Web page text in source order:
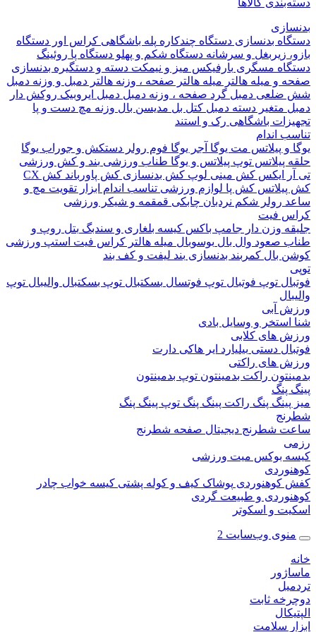
کالاها
بدنسازیدستگاه چندکارهپله باشگاهیکراس اوردستگاه
زیربغل و سرشانه دستگاه شکم و پهلودستگاه پاروئینگ
مسگریبارفیکسمیز و نیمکتدسته و دستگیره بدنسازی
و میله هالتر میله هالتر صفحه ، وزنه هالتر دمبل و وزنه دمبل
دمبل گرد صفحه ، وزنه دمبل دمبل ایروبیک روکش دار
متغیردسته دمبل کتل بلمدیسن بالوزنه مچ دست و پا
باشگاهیرک و استند
اندام
و پیلاتسمت یوگاآجر یوگا فوم رولر دستکش و جوراب یوگا
پیلاتستوپ پیلاتس و یوگاطناب ورزشی بند و کش ورزشی
ایکس کش مینی لوپ کش بدنسازیکش پاورباندکش CX
کش پالوازم ورزشی تناسب اندام ابزار تقویت مچ و
رولر شکم نردبان چابکیقمقمه و شیکر ورزشی
فیت
وزن دارجامپ باکسکیسه بلغاری و سندبگبتل روپ و
صعودوال بال بوسوبالمیله هالتر کراس فیت استپ ورزشی
بالکمربند بدنسازیبند لیفت و کف بند
توپ فوتبالتوپ فوتسالبسکتبالتوپ بسکتبالوالیبال توپ
آبی
و وسایل بادی
های کلابی
دستیبیلیاردایر هاکیدارت
های راکتی
راکت بدمینتونتوپ بدمینتون
پنگ
پنگراکت پینگ پنگتوپ پینگ پنگ
شطرنج دیجیتالصفحه شطرنج
بوکسمیت ورزشی
کوهنوردیپوشاککیف و کوله پشتیکیسه خوابچادر
و طبیعت گردی
و اسکوتر
وب‌سایت 2
ثابت
سلامت